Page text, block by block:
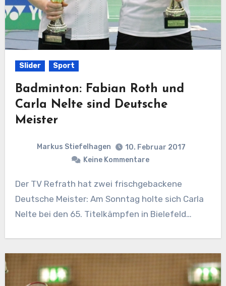
Slider Sport
Badminton: Fabian Roth und
Carla Nelte sind Deutsche
Meister
Markus Stiefelhagen
10. Februar 2017
Keine Kommentare
Der TV Refrath hat zwei frischgebackene
Deutsche Meister: Am Sonntag holte sich Carla
Nelte bei den 65. Titelkämpfen in Bielefeld…